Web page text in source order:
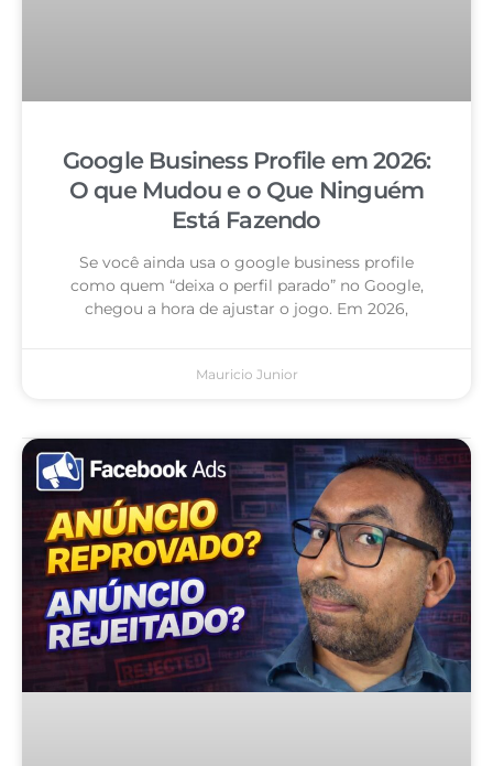
Google Business Profile em 2026:
O que Mudou e o Que Ninguém
Está Fazendo
Se você ainda usa o google business profile
como quem “deixa o perfil parado” no Google,
chegou a hora de ajustar o jogo. Em 2026,
Mauricio Junior